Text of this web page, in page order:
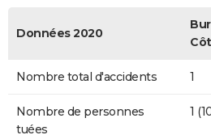
Données 2020
Nombre total d'accidents 1
Nombre de personnes
tuées
1